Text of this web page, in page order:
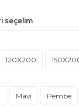
seçelim
120X200
Mavi Pembe